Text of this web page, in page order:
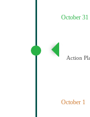
October 31
Action
October 1